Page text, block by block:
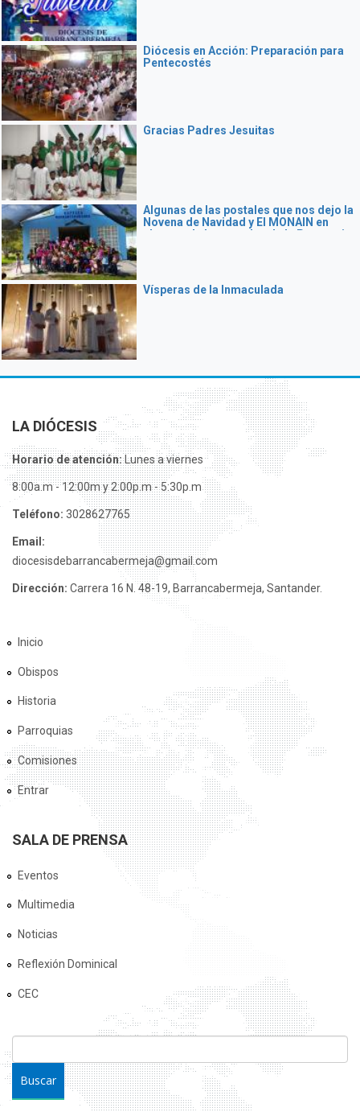
Diócesis en Acción: Preparación para
Pentecostés
Gracias Padres Jesuitas
Algunas de las postales que nos dejo la
Novena de Navidad y El MONAIN en
algunas de las veredas de la Parroquia
Vísperas de la Inmaculada
LA DIÓCESIS
Horario de atención:Lunes a viernes
8:00a.m - 12:00m y 2:00p.m - 5:30p.m
Teléfono: 3028627765
Email:
diocesisdebarrancabermeja@gmail.com
Dirección: Carrera 16 N. 48-19, Barrancabermeja, Santander.
Inicio
Obispos
Historia
Parroquias
Comisiones
Entrar
SALA DE PRENSA
Eventos
Multimedia
Noticias
Reflexión Dominical
CEC
FORMULARIO DE BÚSQUEDA